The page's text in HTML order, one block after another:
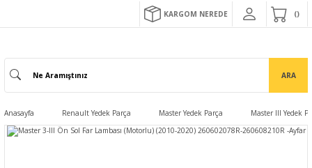
KARGOM NEREDE
ARA
Anasayfa Renault Yedek Parça Master Yedek Parça Master III Yedek